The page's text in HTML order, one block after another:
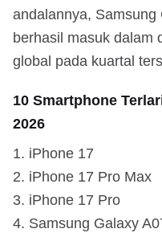
andalannya,
berhasil masuk dalam
global pada kuartal
10 Smartphone
2026
iPhone 17
iPhone 17 Pro Max
iPhone 17 Pro
Samsung Galaxy